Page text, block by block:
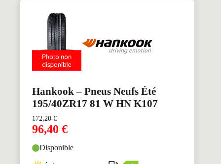
Hankook – Pneus Neufs Été
195/40ZR17 81 W HN K107
172,20€
96,40 €
Disponible